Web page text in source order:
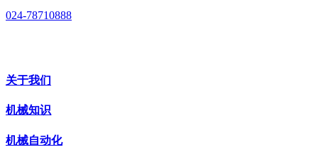
024-78710888
关于我们
机械知识
机械自动化